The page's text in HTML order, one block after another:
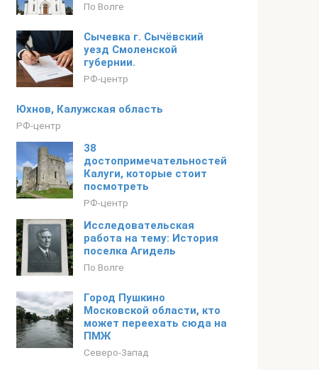
По Волге
Сычевка г. Сычёвский
уезд Смоленской
губернии.
РФ-центр
Юхнов, Калужская область
РФ-центр
38
достопримечательностей
Калуги, которые стоит
посмотреть
РФ-центр
Исследовательская
работа на тему: История
поселка Агидель
По Волге
Город Пушкино
Московской области, кто
может переехать сюда на
ПМЖ
Северо-Запад